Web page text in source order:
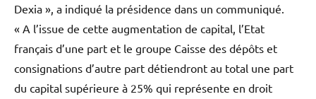
Dexia », a indiqué la présidence dans un communiqué.
« A l’issue de cette augmentation de capital, l’Etat
français d’une part et le groupe Caisse des dépôts et
consignations d’autre part détiendront au total une part
du capital supérieure à 25% qui représente en droit